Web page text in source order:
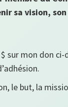
sa vision,
sur mon don
le but, la